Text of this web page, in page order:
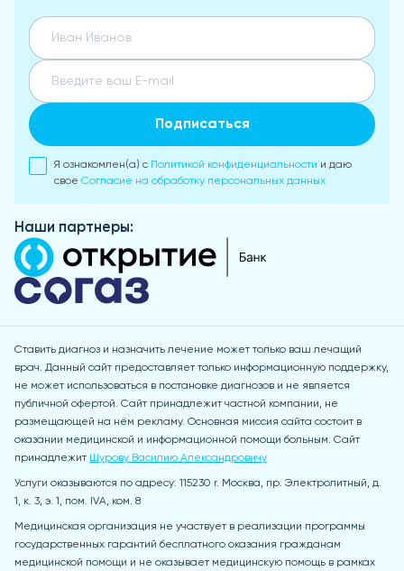
Подписаться
Я ознакомлен(а) с Политикой конфиденциальности и даю
свое Согласие на обработку персональных данных
Наши партнеры:
Ставить диагноз и назначить лечение может только ваш лечащий
врач. Данный сайт предоставляет только информационную поддержку,
не может использоваться в постановке диагнозов и не является
публичной офертой. Сайт принадлежит частной компании, не
размещающей на нём рекламу. Основная миссия сайта состоит в
оказании медицинской и информационной помощи больным. Сайт
принадлежит Шурову Василию Александровичу
Услуги оказываются по адресу: 115230 r. Москва, пр. Электролитный, д.
1, к. 3, э. 1, пом. IVA, ком. 8
Медицинская организация не участвует в реализации программы
государственных гарантий бесплатного оказания гражданам
медицинской помощи и не оказывает медицинскую помощь в рамках